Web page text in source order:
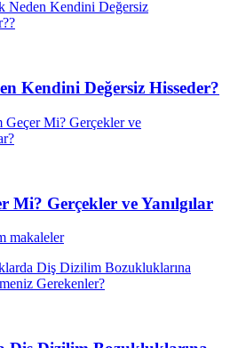
Kendini Değersiz Hisseder?
Mi? Gerçekler ve Yanılgılar
makaleler